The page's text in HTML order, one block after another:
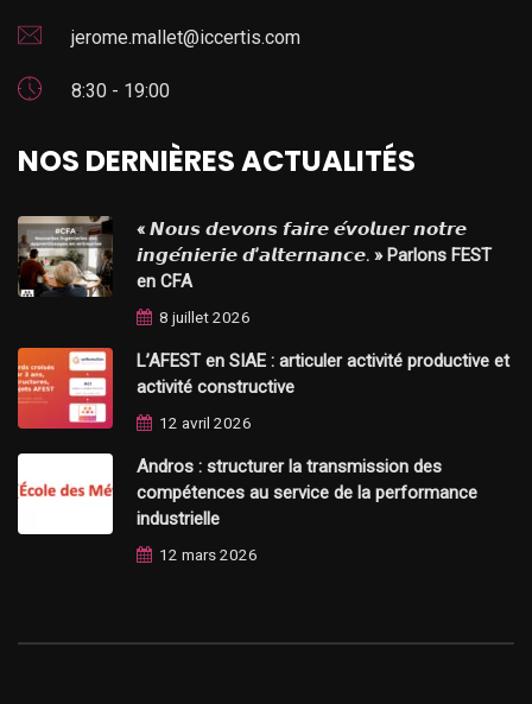
jerome.mallet@iccertis.com
8:30 - 19:00
NOS DERNIÈRES ACTUALITÉS
« 𝙉𝙤𝙪𝙨 𝙙𝙚𝙫𝙤𝙣𝙨 𝙛𝙖𝙞𝙧𝙚 𝙚́𝙫𝙤𝙡𝙪𝙚𝙧 𝙣𝙤𝙩𝙧𝙚
𝙞𝙣𝙜𝙚́𝙣𝙞𝙚𝙧𝙞𝙚 𝙙’𝙖𝙡𝙩𝙚𝙧𝙣𝙖𝙣𝙘𝙚. » Parlons FEST
en CFA
8 juillet 2026
L’AFEST en SIAE : articuler activité productive et
activité constructive
12 avril 2026
Andros : structurer la transmission des
compétences au service de la performance
industrielle
12 mars 2026